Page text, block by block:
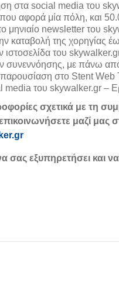
στα social media του
αφορά μία πόλη, και
μηνιαίο newsletter του
καταβολή της χορηγίας
ιστοσελίδα του
συνεννόησης, με πάνω
στο Stent Web
του skywalker.gr –
σχετικά με τη
μαζί
σας εξυπηρετήσει και